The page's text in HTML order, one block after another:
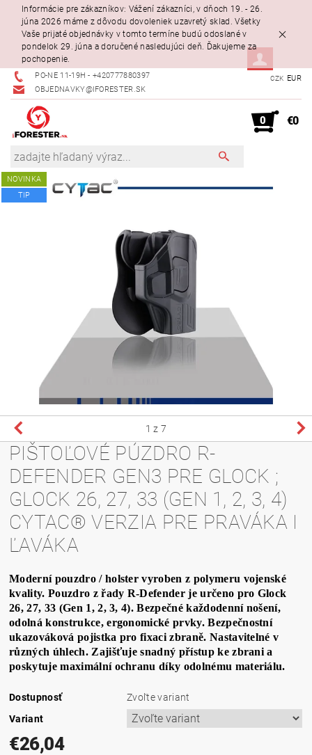
Informácie pre zákazníkov: Vážení zákazníci, v dňoch 19. - 26.
júna 2026 máme z dôvodu dovoleniek uzavretý sklad. Všetky
Vaše prijaté objednávky v tomto termíne budú odoslané v
pondelok 29. júna a doručené nasledujúci deň. Ďakujeme za
pochopenie.
PO-NE 11-19H - +420777880397
OBJEDNAVKY@IFORESTER.SK
CZK EUR
0 €0
NOVINKA
TIP
1 z 7
PIŠTOĽOVÉ PÚZDRO R-
DEFENDER GEN3 PRE GLOCK ;
GLOCK 26, 27, 33 (GEN 1, 2, 3, 4)
CYTAC® VERZIA PRE PRAVÁKA I
ĽAVÁKA
Moderní pouzdro / holster vyroben z polymeru vojenské
kvality. Pouzdro z řady R-Defender je určeno pro Glock
26, 27, 33 (Gen 1, 2, 3, 4). Bezpečné každodenní nošení,
odolná konstrukce, ergonomické prvky. Bezpečnostní
ukazováková pojistka pro fixaci zbraně. Nastavitelné v
různých úhlech. Zajišťuje snadný přístup ke zbrani a
poskytuje maximální ochranu díky odolnému materiálu.
Dostupnosť
Zvoľte variant
Variant
€26,04